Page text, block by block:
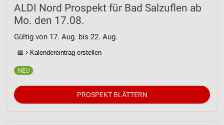
ALDI Nord Prospekt für Bad Salzuflen ab
Mo. den 17.08.
Gültig von 17. Aug. bis 22. Aug.
📅 Kalendereintrag erstellen
PROSPEKT BLÄTTERN